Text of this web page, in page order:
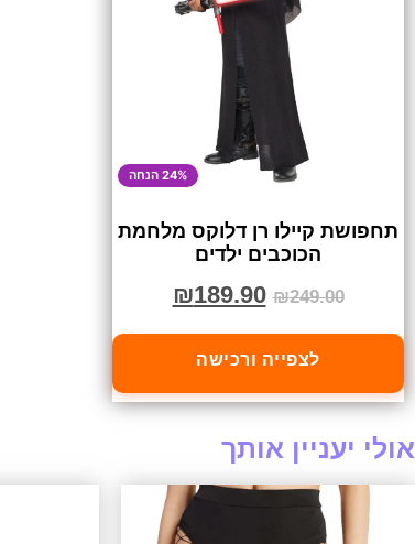
24% הנחה
תחפושת קיילו רן דלוקס מלחמת
הכוכבים ילדים
₪249.00
₪189.90
לצפייה ורכישה
אולי יעניין אותך